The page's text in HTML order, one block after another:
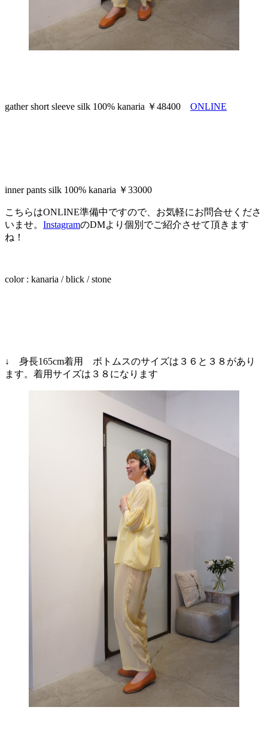
gather short sleeve silk 100% kanaria ￥48400 ONLINE
inner pants silk 100% kanaria ￥33000
こちらはONLINE準備中ですので、お気軽にお問合せくださ
いませ。 InstagramのDMより個別でご紹介させて頂きます
ね！
color : kanaria / blick / stone
↓ 身長165cm着用 ボトムスのサイズは３６と３８があり
ます。着用サイズは３８になります